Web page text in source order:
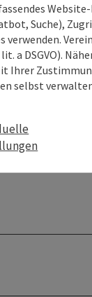
Suche),
verwenden.
a DSGVO).
Ihrer
selbst